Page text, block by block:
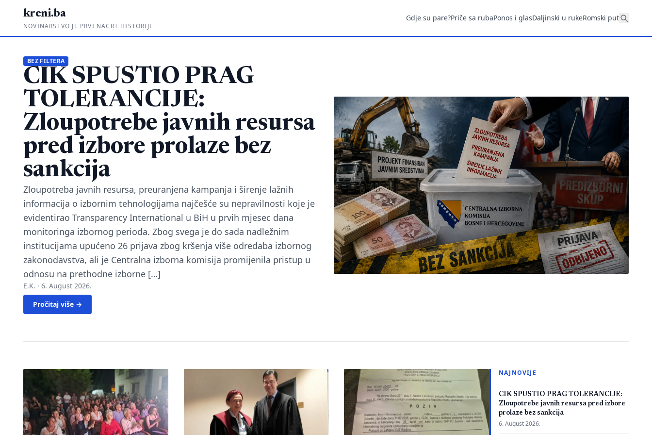
kreni.ba
NOVINARSTVO JE PRVI NACRT HISTORIJE
Gdje su pare?Priče sa rubaPonos i glasDaljinski u rukeRomski put
BEZ FILTERA
CIK SPUSTIO PRAG
TOLERANCIJE:
Zloupotrebe javnih resursa
pred izbore prolaze bez
sankcija
Zloupotreba javnih resursa, preuranjena kampanja i širenje lažnih
informacija o izbornim tehnologijama najčešće su nepravilnosti koje je
evidentirao Transparency International u BiH u prvih mjesec dana
monitoringa izbornog perioda. Zbog svega je do sada nadležnim
institucijama upućeno 26 prijava zbog kršenja više odredaba izbornog
zakonodavstva, ali je Centralna izborna komisija promijenila pristup u
odnosu na prethodne izborne […]
E.K. · 6. August 2026.
Pročitaj više →
NAJNOVIJE
CIK SPUSTIO PRAG TOLERANCIJE:
Zloupotrebe javnih resursa pred izbore
prolaze bez sankcija
6. August 2026.